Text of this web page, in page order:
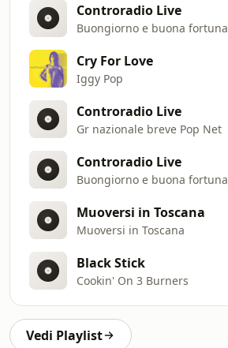
Controradio Live
Buongiorno e buona fortuna
Cry For Love
Iggy Pop
Controradio Live
Gr nazionale breve Pop Net
Controradio Live
Buongiorno e buona fortuna
Muoversi in Toscana
Muoversi in Toscana
Black Stick
Cookin' On 3 Burners
Vedi Playlist